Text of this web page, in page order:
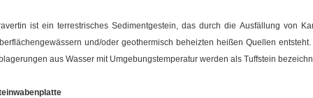
ist ein terrestrisches Sedimentgestein, das durch die Ausfällung von
und/oder geothermisch beheizten heißen Quellen
aus Wasser mit Umgebungstemperatur werden als Tuffstein